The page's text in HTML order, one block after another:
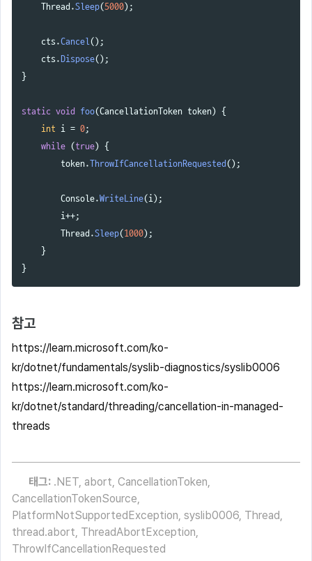
Thread .Sleep(5000);
cts .Cancel ();
cts . Dispose();
}
static void foo(CancellationToken token) {
int i = 0;
while ( true) {
token.ThrowIfCancellationRequested ();
Console.WriteLine( i );
i++;
Thread .Sleep( 1000);
}
}
참고
https://learn.microsoft.com/ko-
kr/dotnet/fundamentals/syslib-diagnostics/syslib0006
https://learn.microsoft.com/ko-
kr/dotnet/standard/threading/cancellation-in-managed-
threads
태그: .NET, abort, CancellationToken,
CancellationTokenSource,
PlatformNotSupportedException, syslib0006, Thread,
thread.abort, ThreadAbortException,
ThrowIfCancellationRequested